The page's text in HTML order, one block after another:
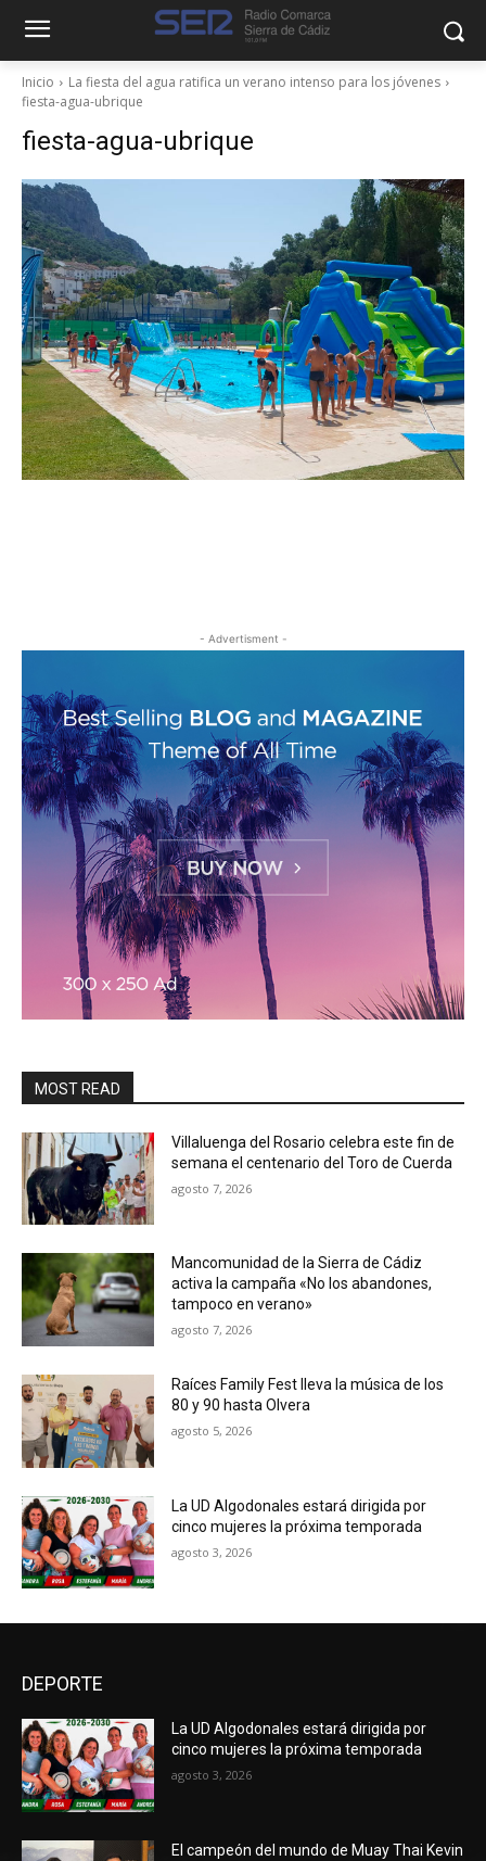
Inicio
La fiesta del agua ratifica un verano intenso para los jóvenes
fiesta-agua-ubrique
fiesta-agua-ubrique
- Advertisment -
MOST READ
Villaluenga del Rosario celebra este fin de
semana el centenario del Toro de Cuerda
agosto 7, 2026
Mancomunidad de la Sierra de Cádiz
activa la campaña «No los abandones,
tampoco en verano»
agosto 7, 2026
Raíces Family Fest lleva la música de los
80 y 90 hasta Olvera
agosto 5, 2026
La UD Algodonales estará dirigida por
cinco mujeres la próxima temporada
agosto 3, 2026
DEPORTE
La UD Algodonales estará dirigida por
cinco mujeres la próxima temporada
agosto 3, 2026
El campeón del mundo de Muay Thai Kevin